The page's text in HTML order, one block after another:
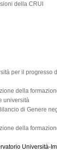
della CRUI
per il progresso
della
università
di Genere
della
Università-